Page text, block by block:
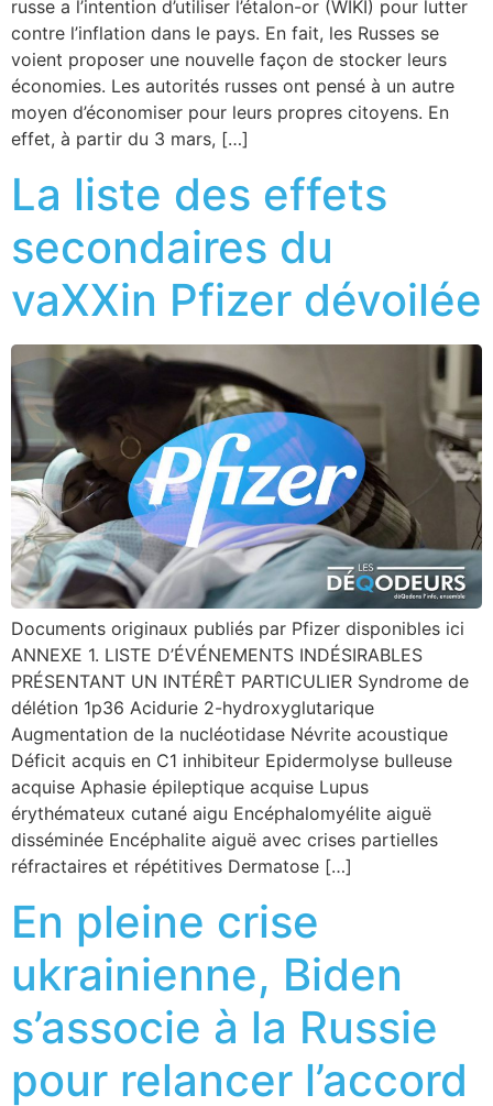
russe a l’intention d’utiliser l’étalon-or (WIKI) pour lutter
contre l’inflation dans le pays. En fait, les Russes se
voient proposer une nouvelle façon de stocker leurs
économies. Les autorités russes ont pensé à un autre
moyen d’économiser pour leurs propres citoyens. En
effet, à partir du 3 mars, […]
La liste des effets
secondaires du
vaXXin Pfizer dévoilée
Documents originaux publiés par Pfizer disponibles ici
ANNEXE 1. LISTE D’ÉVÉNEMENTS INDÉSIRABLES
PRÉSENTANT UN INTÉRÊT PARTICULIER Syndrome de
délétion 1p36 Acidurie 2-hydroxyglutarique
Augmentation de la nucléotidase Névrite acoustique
Déficit acquis en C1 inhibiteur Epidermolyse bulleuse
acquise Aphasie épileptique acquise Lupus
érythémateux cutané aigu Encéphalomyélite aiguë
disséminée Encéphalite aiguë avec crises partielles
réfractaires et répétitives Dermatose […]
En pleine crise
ukrainienne, Biden
s’associe à la Russie
pour relancer l’accord